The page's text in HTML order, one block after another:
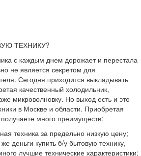
ТЕХНИКУ?
с каждым днем дорожает и перестала
не является секретом для
Сегодня приходится выкладывать
качественный холодильник,
микроволновку. Но выход есть и это –
в Москве и области. Приобретая
много преимуществ:
техника за предельно низкую цену;
деньги купить б/у бытовую технику,
лучшие технические характеристики;